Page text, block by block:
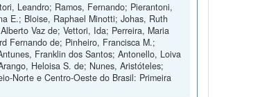
Leandro; Ramos, Fernando; Pierantoni,
E.; Bloise, Raphael Minotti; Johas, Ruth
Vaz de; Vettori, Ida; Perreira, Maria
Fernando de; Pinheiro, Francisca M.;
Franklin dos Santos; Antonello, Loiva
Heloisa S. de; Nunes, Aristóteles;
Norte e Centro-Oeste do Brasil: Primeira